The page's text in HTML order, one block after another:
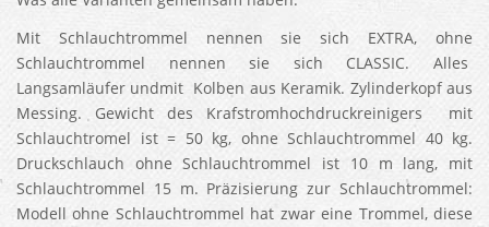
Mit Schlauchtrommel nennen sie sich EXTRA, ohne
Schlauchtrommel nennen sie sich CLASSIC. Alles
Langsamläufer undmit Kolben aus Keramik. Zylinderkopf aus
Messing. Gewicht des Krafstromhochdruckreinigers mit
Schlauchtromel ist = 50 kg, ohne Schlauchtrommel 40 kg.
Druckschlauch ohne Schlauchtrommel ist 10 m lang, mit
Schlauchtrommel 15 m. Präzisierung zur Schlauchtrommel:
Modell ohne Schlauchtrommel hat zwar eine Trommel, diese